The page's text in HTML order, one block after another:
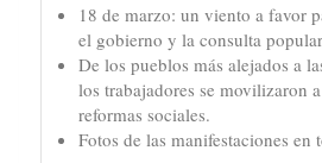
18 de marzo: un viento a favor
el gobierno y la consulta popular
De los pueblos más alejados a
los trabajadores se movilizaron
reformas sociales.
Fotos de las manifestaciones en